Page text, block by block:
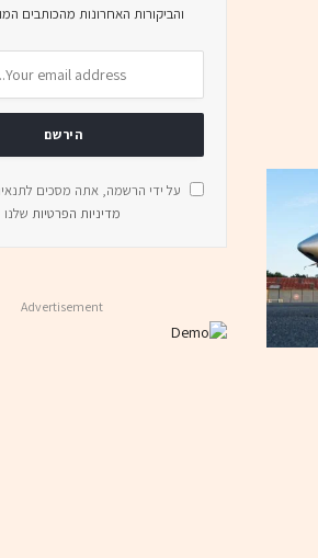
והביקורות האחרונות מהכותבים
על ידי הרשמה, אתה מסכים
מדיניות הפרטיות שלנו
Advertisement